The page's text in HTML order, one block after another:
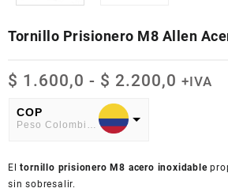
Tornillo Prisionero M8 Allen
$ 1.600,0 - $ 2.200,0 Rango
hasta
+IVA
COP
American Dollar
Eltornillo prisionero M8 acero inoxidable
sin sobresalir.